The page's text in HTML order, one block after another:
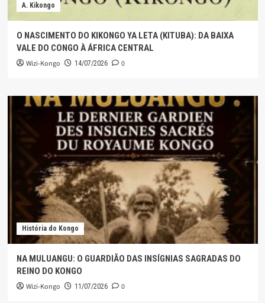
A. Kikongo
O NASCIMENTO DO KIKONGO YA LETA (KITUBA): DA BAIXA
VALE DO CONGO À ÁFRICA CENTRAL
Wizi-Kongo 14/07/2026 0
História do Kongo
NA MULUANGU: O GUARDIÃO DAS INSÍGNIAS SAGRADAS DO
REINO DO KONGO
Wizi-Kongo 11/07/2026 0